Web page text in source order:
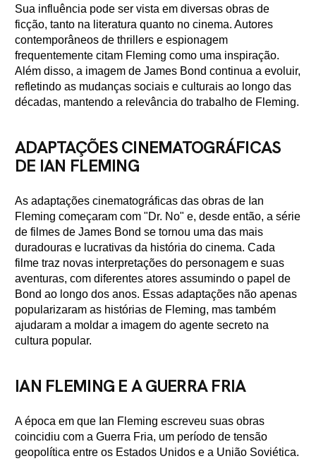
Sua influência pode ser vista em diversas obras de
ficção, tanto na literatura quanto no cinema. Autores
contemporâneos de thrillers e espionagem
frequentemente citam Fleming como uma inspiração.
Além disso, a imagem de James Bond continua a evoluir,
refletindo as mudanças sociais e culturais ao longo das
décadas, mantendo a relevância do trabalho de Fleming.
ADAPTAÇÕES CINEMATOGRÁFICAS
DE IAN FLEMING
As adaptações cinematográficas das obras de Ian
Fleming começaram com "Dr. No" e, desde então, a série
de filmes de James Bond se tornou uma das mais
duradouras e lucrativas da história do cinema. Cada
filme traz novas interpretações do personagem e suas
aventuras, com diferentes atores assumindo o papel de
Bond ao longo dos anos. Essas adaptações não apenas
popularizaram as histórias de Fleming, mas também
ajudaram a moldar a imagem do agente secreto na
cultura popular.
IAN FLEMING E A GUERRA FRIA
A época em que Ian Fleming escreveu suas obras
coincidiu com a Guerra Fria, um período de tensão
geopolítica entre os Estados Unidos e a União Soviética.